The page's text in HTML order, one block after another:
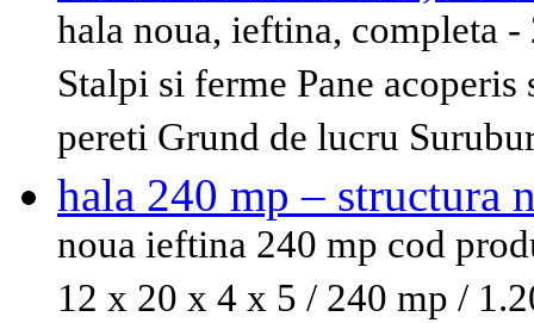
hala noua, ieftina, completa
Stalpi si ferme Pane
pereti Grund de lucru
hala 240 mp – structura
noua ieftina 240 mp cod
12 x 20 x 4 x 5 / 240 mp /